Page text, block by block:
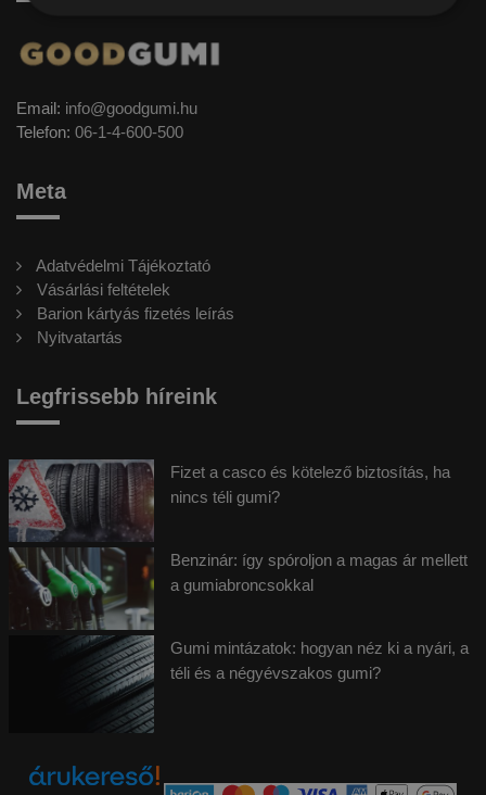
Email: info@goodgumi.hu
Telefon: 06-1-4-600-500
Meta
Adatvédelmi Tájékoztató
Vásárlási feltételek
Barion kártyás fizetés leírás
Nyitvatartás
Legfrissebb híreink
Fizet a casco és kötelező biztosítás, ha
nincs téli gumi?
Benzinár: így spóroljon a magas ár mellett
a gumiabroncsokkal
Gumi mintázatok: hogyan néz ki a nyári, a
téli és a négyévszakos gumi?